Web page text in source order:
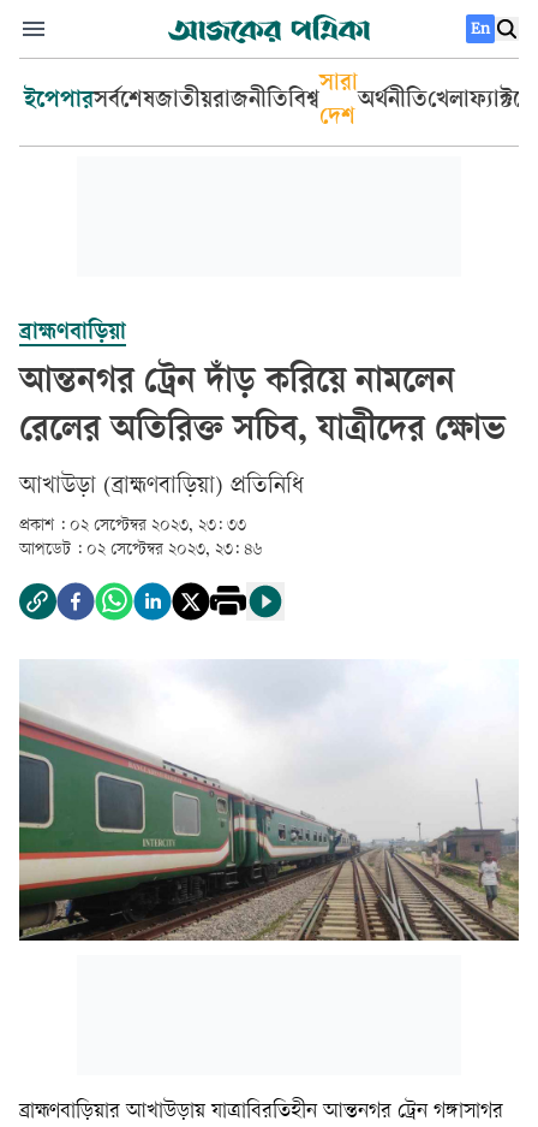
En
ইপেপারসর্বশেষজাতীয়রাজনীতিবিশ্ব
সারা
দেশ
অর্থনীতিখেলা
ব্রাহ্মণবাড়িয়া
আন্তনগর ট্রেন দাঁড় করিয়ে নামলেন
রেলের অতিরিক্ত সচিব, যাত্রীদের ক্ষোভ
আখাউড়া (ব্রাহ্মণবাড়িয়া) প্রতিনিধি
প্রকাশ : ০২ সেপ্টেম্বর ২০২৩, ২৩: ৩৩
আপডেট : ০২ সেপ্টেম্বর ২০২৩, ২৩: ৪৬
ব্রাহ্মণবাড়িয়ার আখাউড়ায় যাত্রাবিরতিহীন আন্তনগর ট্রেন গঙ্গাসাগর